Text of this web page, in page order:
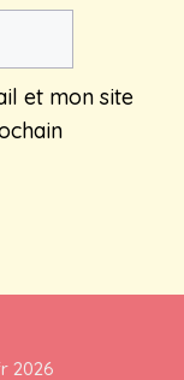
et mon site
2026